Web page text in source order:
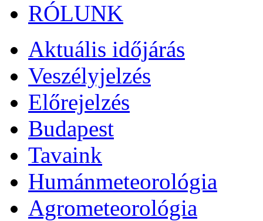
RÓLUNK
Aktuális időjárás
Veszélyjelzés
Előrejelzés
Budapest
Tavaink
Humánmeteorológia
Agrometeorológia